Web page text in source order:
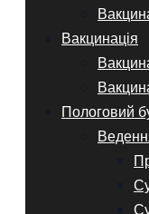
Вакцинація
Пологовий